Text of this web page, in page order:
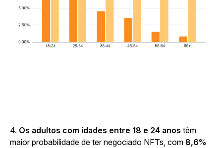
4. Os adultos com idades entre 18 e 24 anos têm
maior probabilidade de ter negociado NFTs, com 8,6%